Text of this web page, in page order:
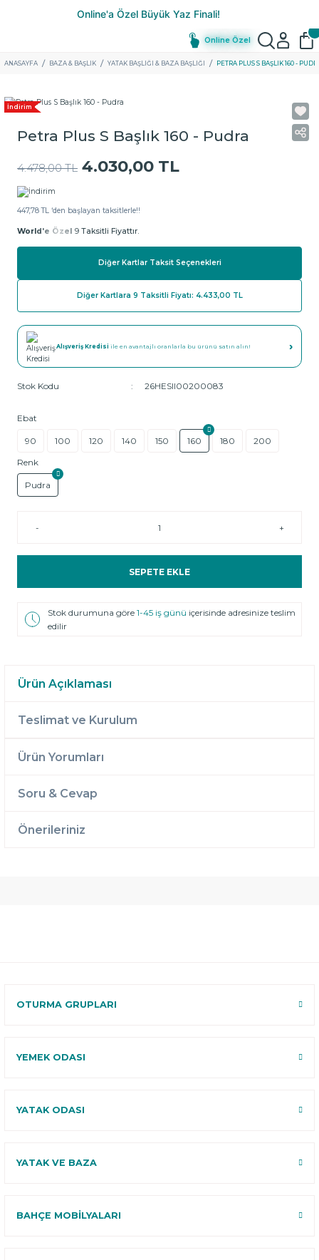
Online Özel
ANASAYFA BAZA & BAŞLIK YATAK BAŞLIĞI & BAZA BAŞLIĞI PETRA PLUS S BAŞLIK 160 -
İndirim
Petra Plus S Başlık 160 - Pudra
4.478,00 TL 4.030,00 TL
447,78 TL ‘den başlayan taksitlerle!!
World'e Özel 9 Taksitli Fiyattır.
Diğer Kartlar Taksit Seçenekleri
Diğer Kartlara 9 Taksitli Fiyatı: 4.433,00 TL
Alışveriş Kredisi ile en avantajlı oranlarla bu ürünü satın alın! ›
Stok Kodu 26HESII00200083
Ebat
90 100 120 140 150 160 180
200
Renk
Pudra
- +
SEPETE EKLE
Stok durumuna göre1-45 iş günü içerisinde adresinize teslim
edilir
Ürün Açıklaması
Teslimat ve Kurulum
Ürün Yorumları
Soru & Cevap
Önerileriniz
OTURMA GRUPLARI
YEMEK ODASI
YATAK ODASI
YATAK VE BAZA
BAHÇE MOBİLYALARI